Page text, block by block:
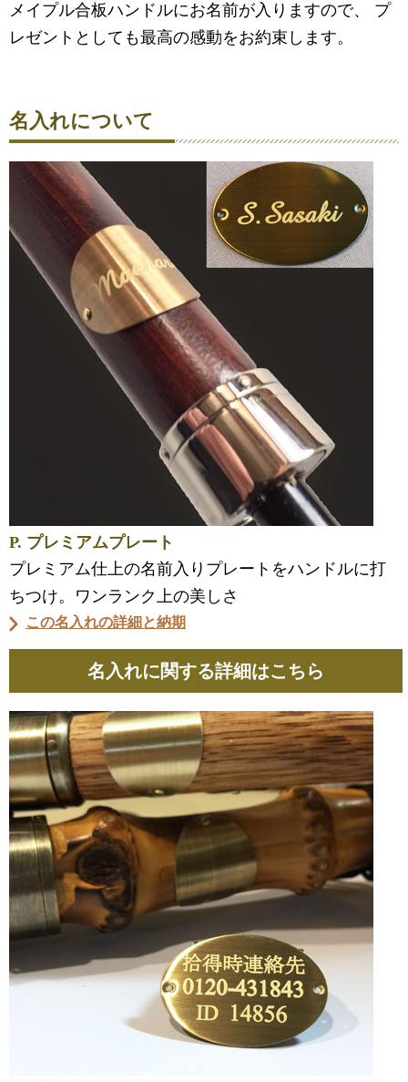
メイプル合板ハンドルにお名前が入りますので、 プ
レゼントとしても最高の感動をお約束します。
名入れについて
P. プレミアムプレート
プレミアム仕上の名前入りプレートをハンドルに打
ちつけ。ワンランク上の美しさ
この名入れの詳細と納期
名入れに関する詳細はこちら